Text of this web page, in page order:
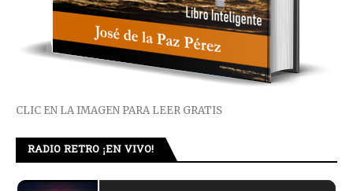
CLIC EN LA IMAGEN PARA LEER GRATIS
RADIO RETRO ¡EN VIVO!